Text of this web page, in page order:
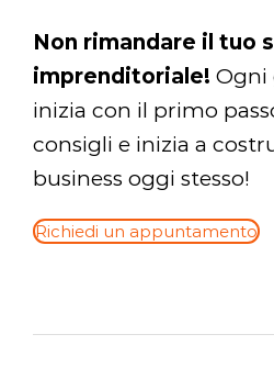
Non rimandare il tuo
imprenditoriale! Ogni
inizia con il primo
consigli e inizia a
business oggi stesso!
Richiedi un appuntamento